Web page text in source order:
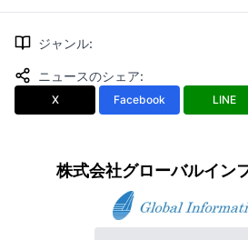
ジャンル:
ニュースのシェア:
X Facebook LINE
株式会社グローバルイン